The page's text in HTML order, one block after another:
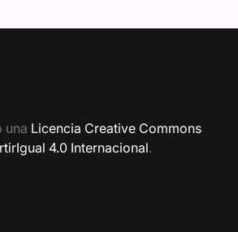
una Licencia Creative Commons
4.0 Internacional.